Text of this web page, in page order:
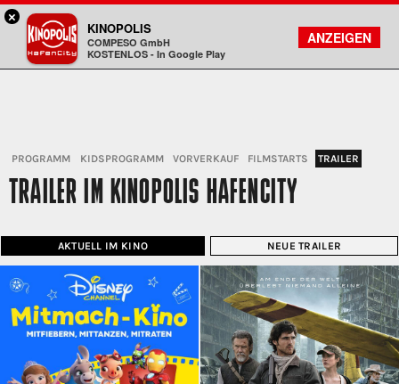
Kinopolis
FILMSUCHE
KONTO
PROGRAMM KIDSPROGRAMM VORVERKAUF FILMSTARTS TRAILER
TRAILER IM KINOPOLIS HAFENCITY
AKTUELL IM KINO NEUE TRAILER
×
KINOPOLIS
COMPESO GmbH
KOSTENLOS - In Google Play
ANZEIGEN